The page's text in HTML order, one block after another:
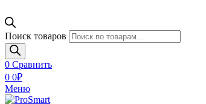
Поиск товаров
0 Сравнить
0 0₽
Меню